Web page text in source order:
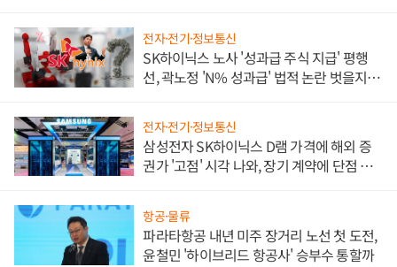
전자·전기·정보통신
SK하이닉스 노사 '성과급 주식 지급' 평행
선, 곽노정 'N% 성과급' 법적 논란 벗을지 주
전자·전기·정보통신
삼성전자 SK하이닉스 D램 가격에 해외 증
권가 '고점' 시각 나와, 장기 계약에 단점 부
항공·물류
파라타항공 내년 미주 장거리 노선 첫 도전,
윤철민 '하이브리드 항공사' 승부수 통할까